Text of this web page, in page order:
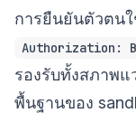
การยืนยันตัวตนใ
Authorization:
รองรับทั้งสภาพแ
พื้นฐานของ